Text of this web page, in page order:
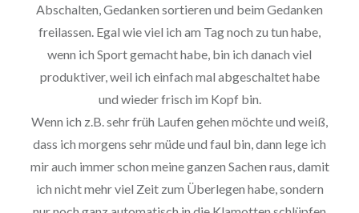
Abschalten, Gedanken sortieren und beim Gedanken
freilassen. Egal wie viel ich am Tag noch zu tun habe,
wenn ich Sport gemacht habe, bin ich danach viel
produktiver, weil ich einfach mal abgeschaltet habe
und wieder frisch im Kopf bin.
Wenn ich z.B. sehr früh Laufen gehen möchte und weiß,
dass ich morgens sehr müde und faul bin, dann lege ich
mir auch immer schon meine ganzen Sachen raus, damit
ich nicht mehr viel Zeit zum Überlegen habe, sondern